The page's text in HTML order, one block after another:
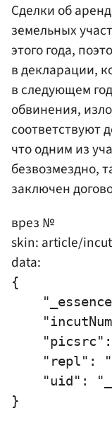
Сделки об
земельных
этого года,
в декларации,
в следующем
обвинения,
соответствуют
что одним из
безвозмездно,
заключен
врез №
skin: article/
data:
{
"repl":
"uid":